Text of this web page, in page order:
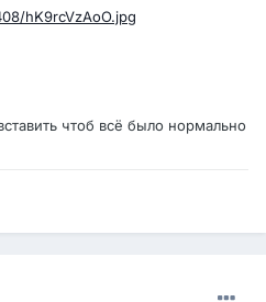
hK9rcVzAoO.jpg
чтоб всё было нормально